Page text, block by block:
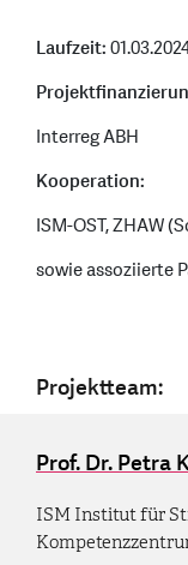
Laufzeit:
Interreg ABH
Kooperation:
ISM-OST, ZHAW
sowie assoziierte
Projektteam:
Prof. Dr. Petra
ISM Institut für